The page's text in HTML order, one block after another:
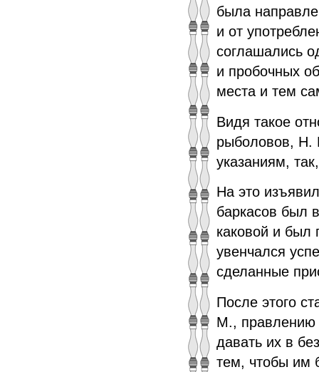
была
и от
соглашались
и пробочных
места и тем
Видя такое
рыболовов, Н.
указаниям,
На это
баркасов был
каковой и был
увенчался
сделанные
После этого
М., правлению
давать их в
тем, чтобы им